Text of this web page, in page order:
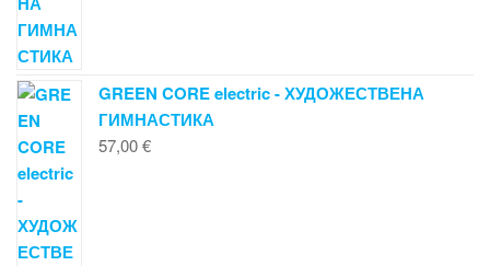
GREEN CORE electric - ХУДОЖЕСТВЕНА
ГИМНАСТИКА
57,00€